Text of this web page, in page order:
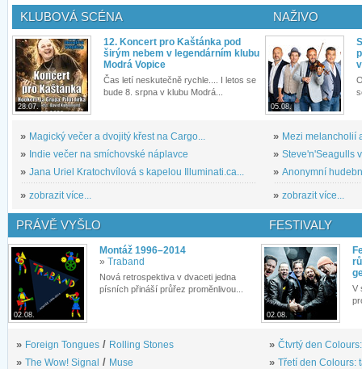
KLUBOVÁ SCÉNA
28.07.
12. Koncert pro Kaštánka pod
širým nebem v legendárním klubu
Modrá Vopice
Čas letí neskutečně rychle.... I letos se
bude 8. srpna v klubu Modrá...
» Magický večer a dvojitý křest na Cargo...
» Indie večer na smíchovské náplavce
» Jana Uriel Kratochvílová s kapelou Illuminati.ca...
» zobrazit více...
NAŽIVO
05.08.
» Mezi melancholií
» Steve'n'Seagulls
» Anonymní
» zobrazit více...
PRÁVĚ VYŠLO
02.08.
Montáž 1996–2014
» Traband
Nová retrospektiva v dvaceti jedna
písních přináší průřez proměnlivou...
» Foreign Tongues / Rolling Stones
» The Wow! Signal / Muse
FESTIVALY
02.08.
V
» Čtvrtý den
» Třetí den Colours: